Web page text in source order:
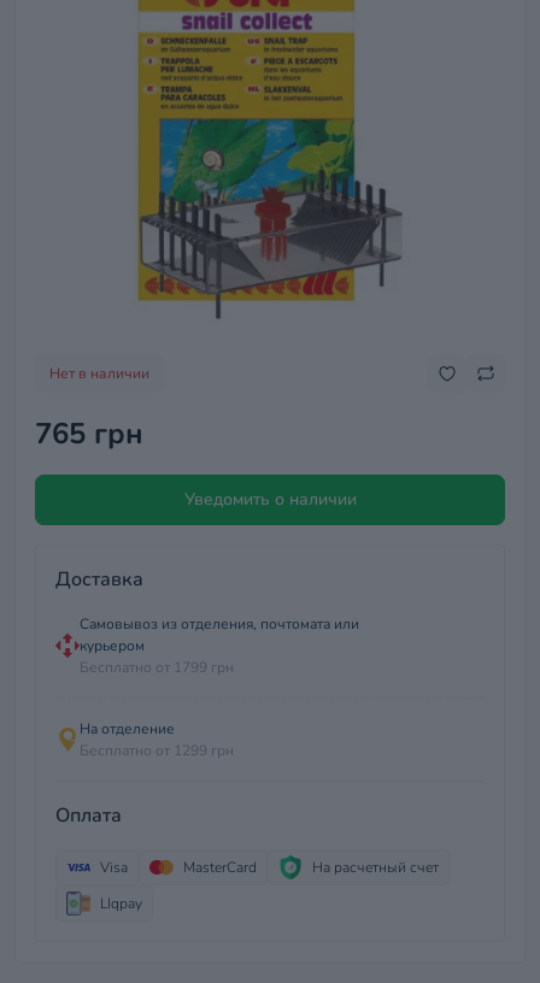
Нет в наличии
765 грн
Уведомить о наличии
Доставка
Самовывоз из отделения, почтомата или
курьером
Бесплатно от 1799 грн
На отделение
Бесплатно от 1299 грн
Оплата
Visa MasterCard
На расчетный счет
LIqpay